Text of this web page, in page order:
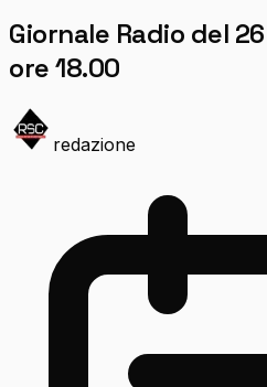
Giornale Radio del
ore 18.00
redazione